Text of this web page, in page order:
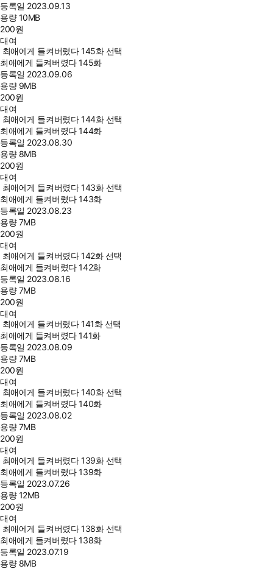
등록일 2023.09.13
용량10MB
200원
대여
최애에게 들켜버렸다 145화 선택
최애에게 들켜버렸다 145화
등록일 2023.09.06
용량 9MB
200원
대여
최애에게 들켜버렸다 144화 선택
최애에게 들켜버렸다 144화
등록일 2023.08.30
용량 8MB
200원
대여
최애에게 들켜버렸다 143화 선택
최애에게 들켜버렸다 143화
등록일 2023.08.23
용량7MB
200원
대여
최애에게 들켜버렸다 142화 선택
최애에게 들켜버렸다 142화
등록일 2023.08.16
용량7MB
200원
대여
최애에게 들켜버렸다 141화 선택
최애에게 들켜버렸다 141화
등록일 2023.08.09
용량7MB
200원
대여
최애에게 들켜버렸다 140화 선택
최애에게 들켜버렸다 140화
등록일 2023.08.02
용량7MB
200원
대여
최애에게 들켜버렸다 139화 선택
최애에게 들켜버렸다 139화
등록일 2023.07.26
용량12MB
200원
대여
최애에게 들켜버렸다 138화 선택
최애에게 들켜버렸다 138화
등록일 2023.07.19
용량 8MB